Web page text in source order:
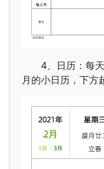
4、日历：每
月的小日历，下方